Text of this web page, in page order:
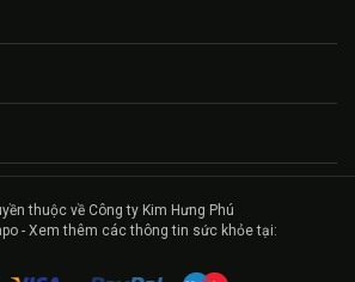
thuộc về Công ty Kim Hưng Phú
- Xem thêm các thông tin sức khỏe tại: